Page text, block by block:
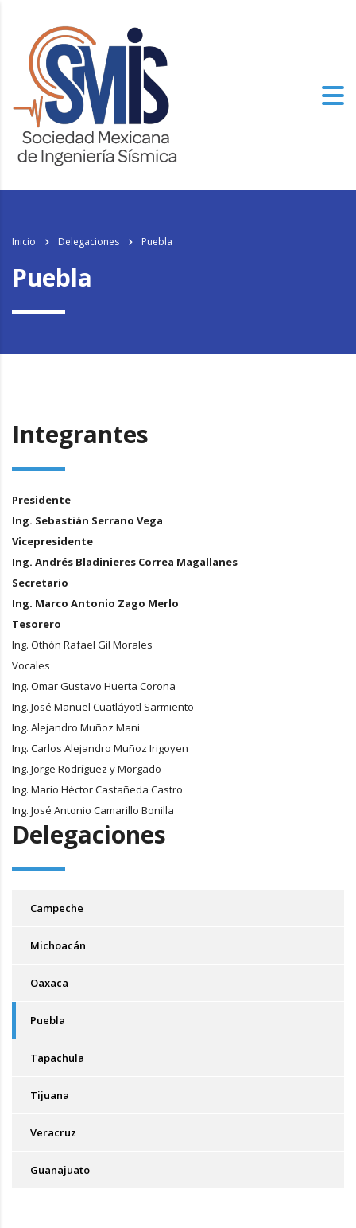
Inicio Delegaciones Puebla
Puebla
Integrantes
Presidente
Ing. Sebastián Serrano Vega
Vicepresidente
Ing. Andrés Bladinieres Correa Magallanes
Secretario
Ing. Marco Antonio Zago Merlo
Tesorero
Ing. Othón Rafael Gil Morales
Vocales
Ing. Omar Gustavo Huerta Corona
Ing. José Manuel Cuatláyotl Sarmiento
Ing. Alejandro Muñoz Mani
Ing. Carlos Alejandro Muñoz Irigoyen
Ing. Jorge Rodríguez y Morgado
Ing. Mario Héctor Castañeda Castro
Ing. José Antonio Camarillo Bonilla
Delegaciones
Campeche
Michoacán
Oaxaca
Puebla
Tapachula
Tijuana
Veracruz
Guanajuato